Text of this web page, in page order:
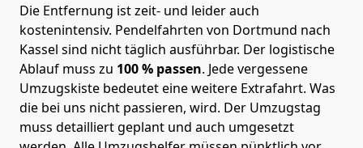
Die Entfernung ist zeit- und leider auch
kostenintensiv. Pendelfahrten von Dortmund nach
Kassel sind nicht täglich ausführbar. Der logistische
Ablauf muss zu 100 % passen. Jede vergessene
Umzugskiste bedeutet eine weitere Extrafahrt. Was
die bei uns nicht passieren, wird. Der Umzugstag
muss detailliert geplant und auch umgesetzt